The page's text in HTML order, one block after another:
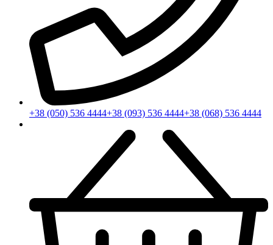
+38 (050) 536 4444+38 (093) 536 4444+38 (068) 536 4444